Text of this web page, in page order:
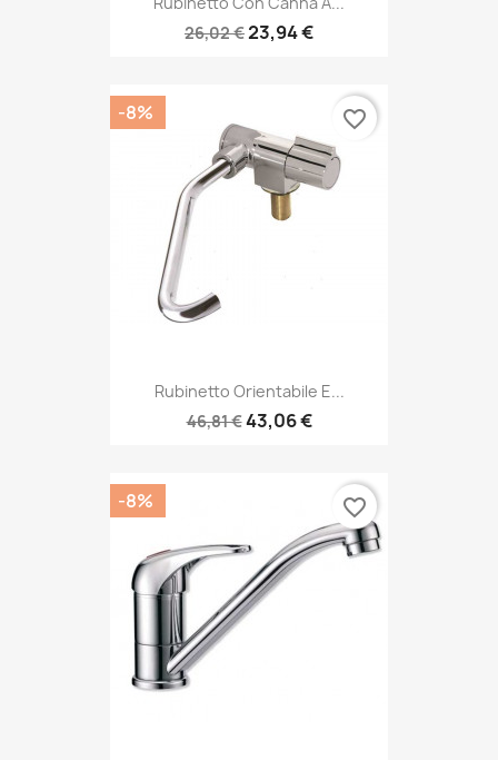
26,02 €23,94 €
Rubinetto Orientabile E...
46,81 €43,06 €
-8% favorite_border
-8% favorite_border